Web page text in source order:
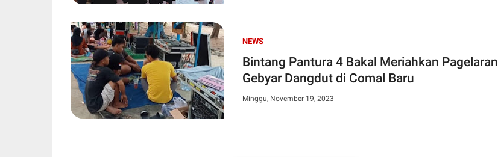
NEWS
Bintang Pantura 4 Bakal Meriahkan Pagelaran
Gebyar Dangdut di Comal Baru
Minggu, November 19, 2023